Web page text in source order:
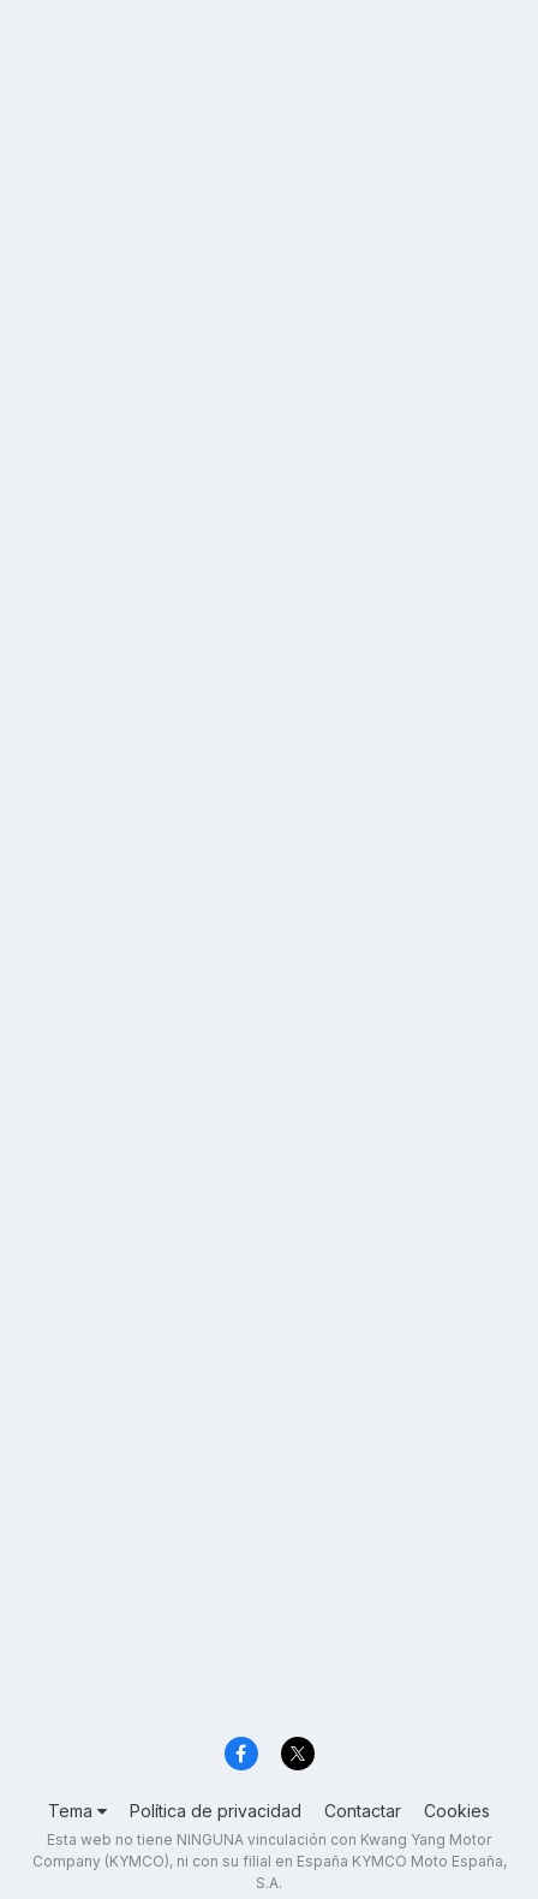
Tema Política de privacidad Contactar Cookies
Esta web no tiene NINGUNA vinculación con Kwang Yang Motor
Company (KYMCO), ni con su filial en España KYMCO Moto España,
S.A.